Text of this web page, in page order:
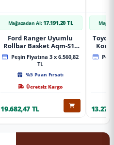
Mağazadan Al: 17.191,20 TL
Ford Ranger Uyumlu
Rollbar Basket Aqm-S10
2015+ Uyumlu
Peşin Fiyatına 3 x 6.560,82
TL
%5 Puan Fırsatı
Ücretsiz Kargo
19.682,47 TL